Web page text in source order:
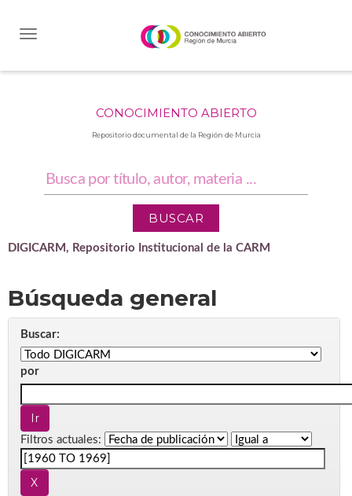
CONOCIMIENTO ABIERTO
Repositorio documental de la Región de Murcia
DIGICARM, Repositorio Institucional de la CARM
Búsqueda general
Buscar:
por
Filtros actuales: